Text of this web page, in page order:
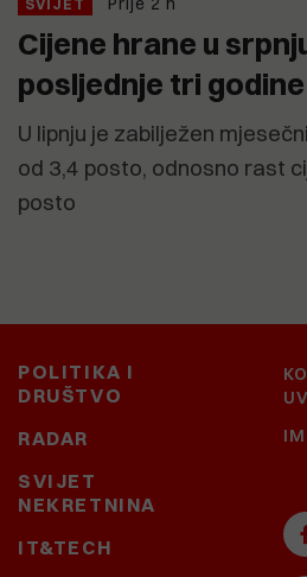
SVIJET
Cijene hrane u
posljednje tri godine
U lipnju je zabilježen
od 3,4 posto, odnosno rast
posto
POLITIKA I
DRUŠTVO
RADAR
SVIJET
NEKRETNINA
IT&TECH